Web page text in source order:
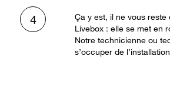
4
Ça y est, il ne vous reste
Livebox : elle se met en
Notre technicienne ou
s’occuper de